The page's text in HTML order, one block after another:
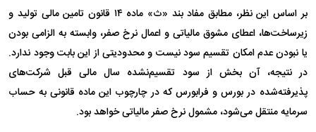
بر اساس این نظر، مطابق مفاد بند «ث» ماده ۱۴ قانون تامین مالی تولید و
زیرساخت‌ها، اعطای مشوق مالیاتی و اعمال نرخ صفر، وابسته به الزامی بودن
یا نبودن عدم امکان تقسیم سود نیست و محدودیتی از این بابت وجود ندارد.
در نتیجه، آن بخش از سود تقسیم‌نشده سال مالی قبل شرکت‌های
پذیرفته‌شده در بورس و فرابورس که در چارچوب این ماده قانونی به حساب
سرمایه منتقل می‌شود، مشمول نرخ صفر مالیاتی خواهد بود.